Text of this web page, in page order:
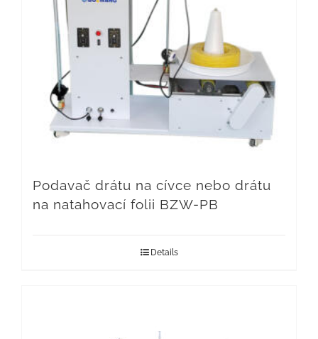
Podavač drátu na cívce nebo drátu
na natahovací folii BZW-PB
Details